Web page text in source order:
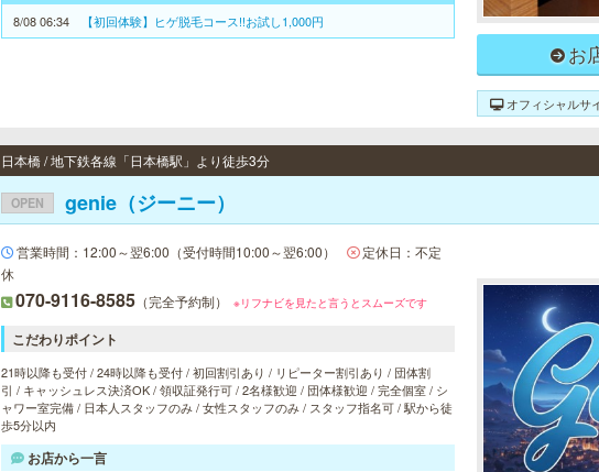
8/08 06:34 【初回体験】ヒゲ脱毛コース!!お試し1,000円
お
オフィシャルサ
日本橋 / 地下鉄各線「日本橋駅」より徒歩3分
OPEN genie（ジーニー）
営業時間：12:00～翌6:00（受付時間10:00～翌6:00）
定休日：不定
休
070-9116-8585 （完全予約制） ※リフナビを見たと言うとスムーズです
こだわりポイント
21時以降も受付 / 24時以降も受付 / 初回割引あり / リピーター割引あり / 団体割
引 / キャッシュレス決済OK / 領収証発行可 / 2名様歓迎 / 団体様歓迎 / 完全個室 / シ
ャワー室完備 / 日本人スタッフのみ / 女性スタッフのみ / スタッフ指名可 / 駅から徒
歩5分以内
お店から一言